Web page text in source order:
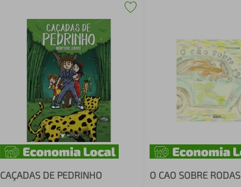
CAÇADAS DE PEDRINHO O CAO SOBRE RODAS